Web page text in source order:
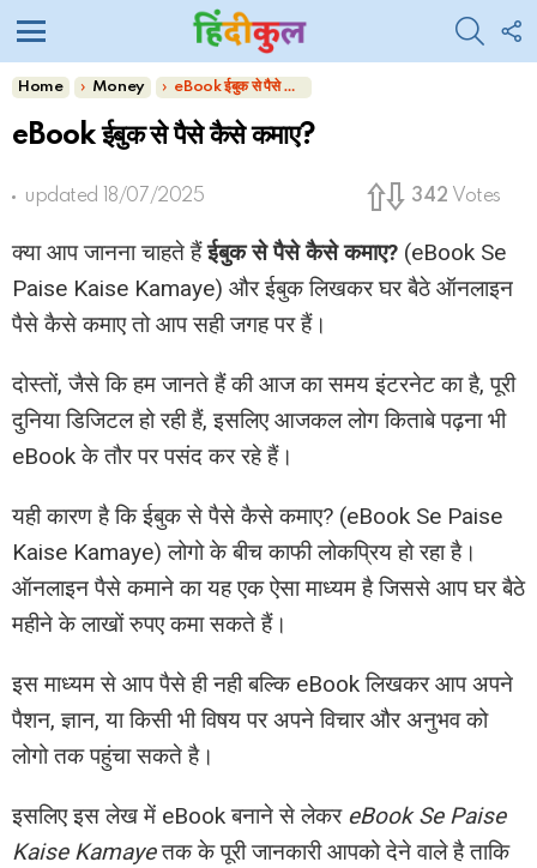
You are here:
Home Money eBook ईबुक से पैसे कैसे कमाए?
eBook ईबुक से पैसे कैसे कमाए?
updated 18/07/2025 342 Votes
क्या आप जानना चाहते हैंईबुक से पैसे कैसे कमाए? (eBook Se
Paise Kaise Kamaye) और ईबुक लिखकर घर बैठे ऑनलाइन
पैसे कैसे कमाए तो आप सही जगह पर हैं।
दोस्तों, जैसे कि हम जानते हैं की आज का समय इंटरनेट का है, पूरी
दुनिया डिजिटल हो रही हैं, इसलिए आजकल लोग किताबे पढ़ना भी
eBook के तौर पर पसंद कर रहे हैं।
यही कारण है कि ईबुक से पैसे कैसे कमाए? (eBook Se Paise
Kaise Kamaye) लोगो के बीच काफी लोकप्रिय हो रहा है।
ऑनलाइन पैसे कमाने का यह एक ऐसा माध्यम है जिससे आप घर बैठे
महीने के लाखों रुपए कमा सकते हैं।
इस माध्यम से आप पैसे ही नही बल्कि eBook लिखकर आप अपने
पैशन, ज्ञान, या किसी भी विषय पर अपने विचार और अनुभव को
लोगो तक पहुंचा सकते है।
इसलिए इस लेख में eBook बनाने से लेकर eBook Se Paise
Kaise Kamayeतक के पूरी जानकारी आपको देने वाले है ताकि